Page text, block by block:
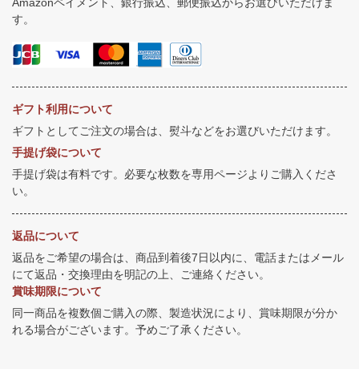
Amazonペイメント、銀行振込、郵便振込からお選びいただけま
す。
ギフト利用について
ギフトとしてご注文の場合は、熨斗などをお選びいただけます。
手提げ袋について
手提げ袋は有料です。必要な枚数を専用ページよりご購入くださ
い。
返品について
返品をご希望の場合は、商品到着後7日以内に、電話またはメール
にて返品・交換理由を明記の上、ご連絡ください。
賞味期限について
同一商品を複数個ご購入の際、製造状況により、賞味期限が分か
れる場合がございます。予めご了承ください。